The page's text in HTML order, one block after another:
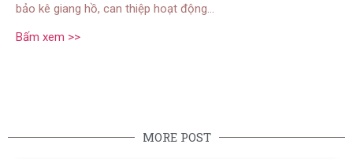
bảo kê giang hồ, can thiệp hoạt động…
Bấm xem >>
MORE POST